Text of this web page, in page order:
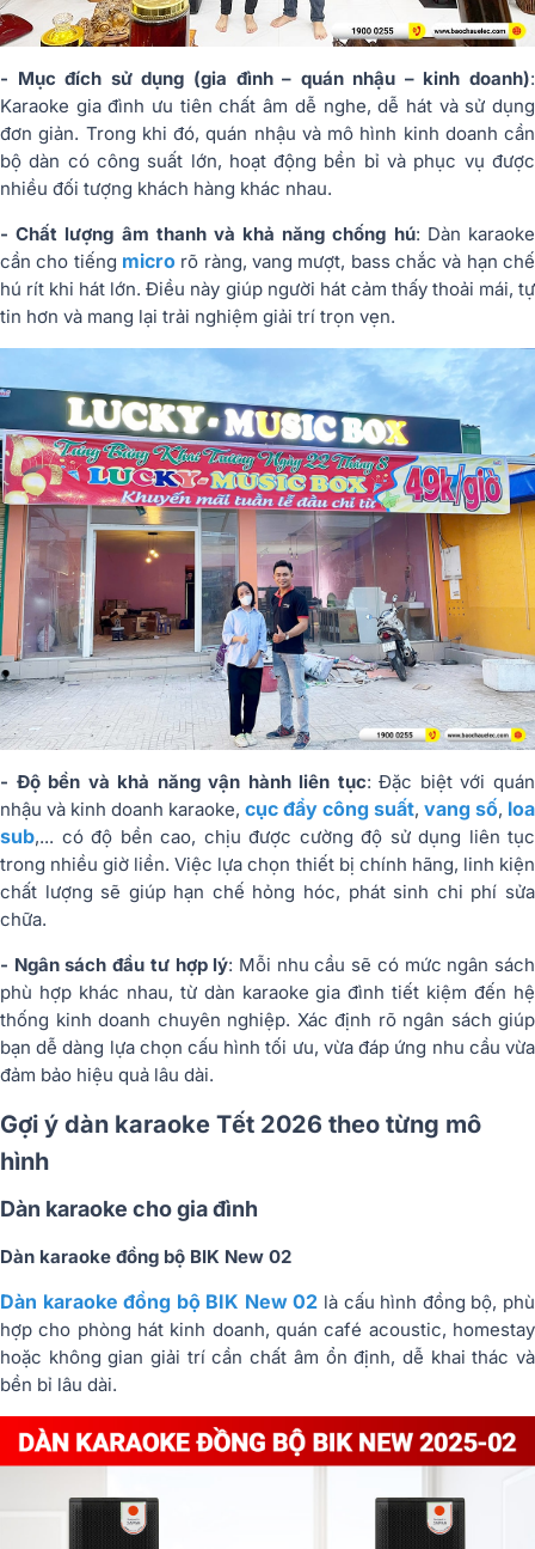
- Mục đích sử dụng (gia đình – quán nhậu – kinh doanh):
Karaoke gia đình ưu tiên chất âm dễ nghe, dễ hát và sử dụng
đơn giản. Trong khi đó, quán nhậu và mô hình kinh doanh cần
bộ dàn có công suất lớn, hoạt động bền bỉ và phục vụ được
nhiều đối tượng khách hàng khác nhau.
- Chất lượng âm thanh và khả năng chống hú: Dàn karaoke
cần cho tiếng micro rõ ràng, vang mượt, bass chắc và hạn chế
hú rít khi hát lớn. Điều này giúp người hát cảm thấy thoải mái, tự
tin hơn và mang lại trải nghiệm giải trí trọn vẹn.
- Độ bền và khả năng vận hành liên tục: Đặc biệt với quán
nhậu và kinh doanh karaoke, cục đẩy công suất, vang số, loa
sub,... có độ bền cao, chịu được cường độ sử dụng liên tục
trong nhiều giờ liền. Việc lựa chọn thiết bị chính hãng, linh kiện
chất lượng sẽ giúp hạn chế hỏng hóc, phát sinh chi phí sửa
chữa.
- Ngân sách đầu tư hợp lý: Mỗi nhu cầu sẽ có mức ngân sách
phù hợp khác nhau, từ dàn karaoke gia đình tiết kiệm đến hệ
thống kinh doanh chuyên nghiệp. Xác định rõ ngân sách giúp
bạn dễ dàng lựa chọn cấu hình tối ưu, vừa đáp ứng nhu cầu vừa
đảm bảo hiệu quả lâu dài.
Gợi ý dàn karaoke Tết 2026 theo từng mô
hình
Dàn karaoke cho gia đình
Dàn karaoke đồng bộ BIK New 02
Dàn karaoke đồng bộ BIK New 02 là cấu hình đồng bộ, phù
hợp cho phòng hát kinh doanh, quán café acoustic, homestay
hoặc không gian giải trí cần chất âm ổn định, dễ khai thác và
bền bỉ lâu dài.